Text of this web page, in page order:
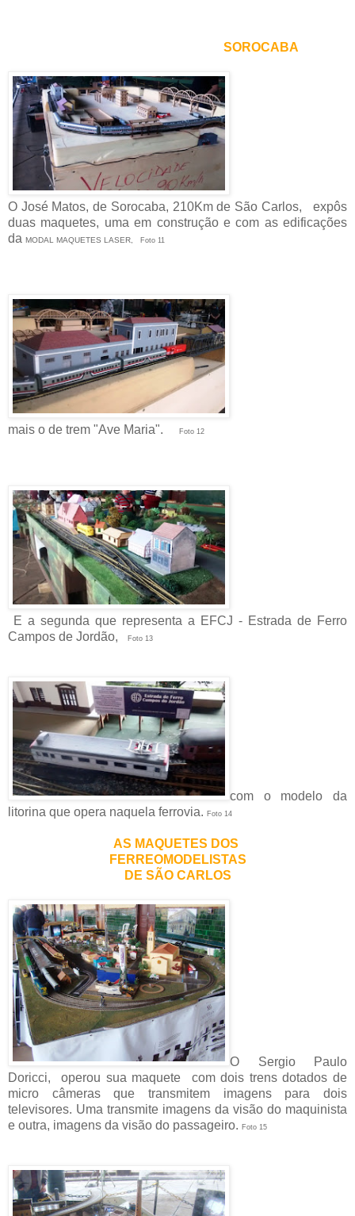
SOROCABA
O José Matos, de Sorocaba, 210Km de São Carlos, expôs
duas maquetes, uma em construção e com as edificações
da MODAL MAQUETES LASER, Foto 11
mais o de trem "Ave Maria". Foto 12
E a segunda que representa a EFCJ - Estrada de Ferro
Campos de Jordão,
Foto 13
com o modelo da
litorina que opera naquela ferrovia. Foto 14
AS MAQUETES DOS
FERREOMODELISTAS
DE SÃO CARLOS
O Sergio Paulo
Doricci, operou sua maquete com dois trens dotados de
micro câmeras que transmitem imagens para dois
televisores. Uma transmite imagens da visão do maquinista
e outra, imagens da visão do passageiro. Foto 15